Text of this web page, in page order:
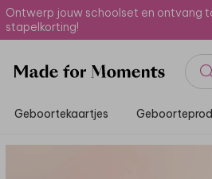
Ontwerp jouw schoolset en ontvang
stapelkorting!
Geboortekaartjes